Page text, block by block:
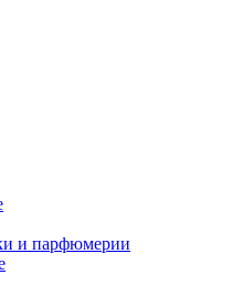
и парфюмерии